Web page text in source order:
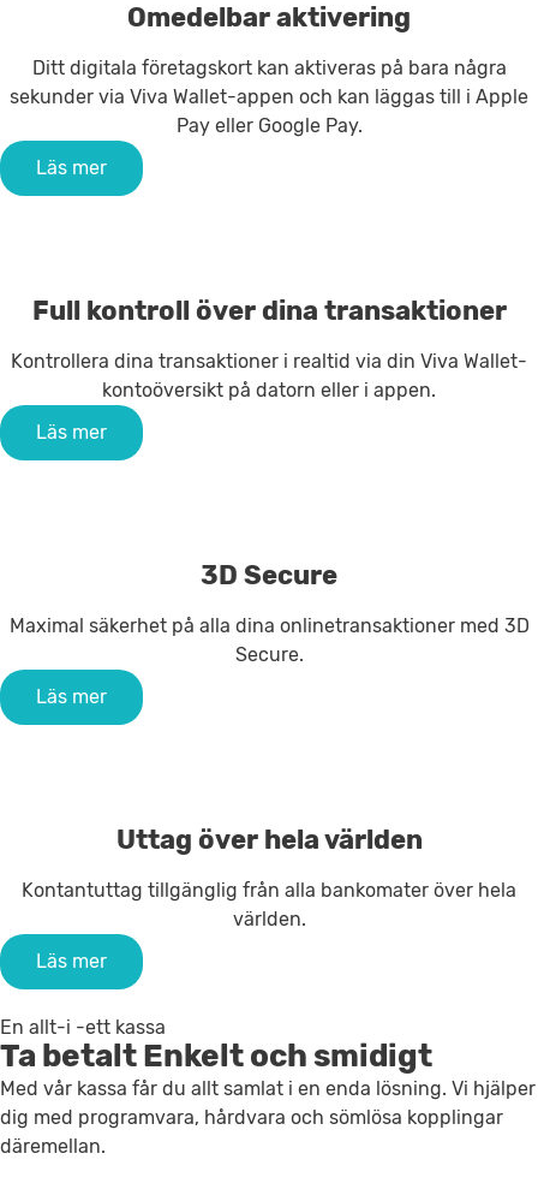
Omedelbar aktivering
Ditt digitala företagskort kan aktiveras på bara några
sekunder via Viva Wallet-appen och kan läggas till i Apple
Pay eller Google Pay.
Läs mer
Full kontroll över dina transaktioner
Kontrollera dina transaktioner i realtid via din Viva Wallet-
kontoöversikt på datorn eller i appen.
Läs mer
3D Secure
Maximal säkerhet på alla dina onlinetransaktioner med 3D
Secure.
Läs mer
Uttag över hela världen
Kontantuttag tillgänglig från alla bankomater över hela
världen.
Läs mer
En allt-i -ett kassa
Ta betaltEnkelt och smidigt
Med vår kassa får du allt samlat i en enda lösning. Vi hjälper
dig med programvara, hårdvara och sömlösa kopplingar
däremellan.